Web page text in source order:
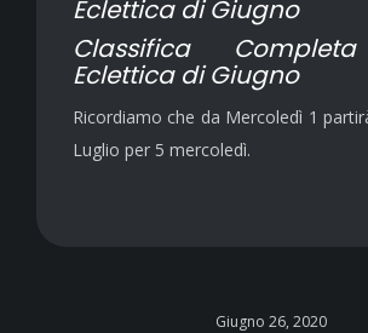
Eclettica di Giugno
Classifica Completa
Eclettica di Giugno
Ricordiamo che da Mercoledì 1
Luglio per 5 mercoledì.
Giugno 26, 2020